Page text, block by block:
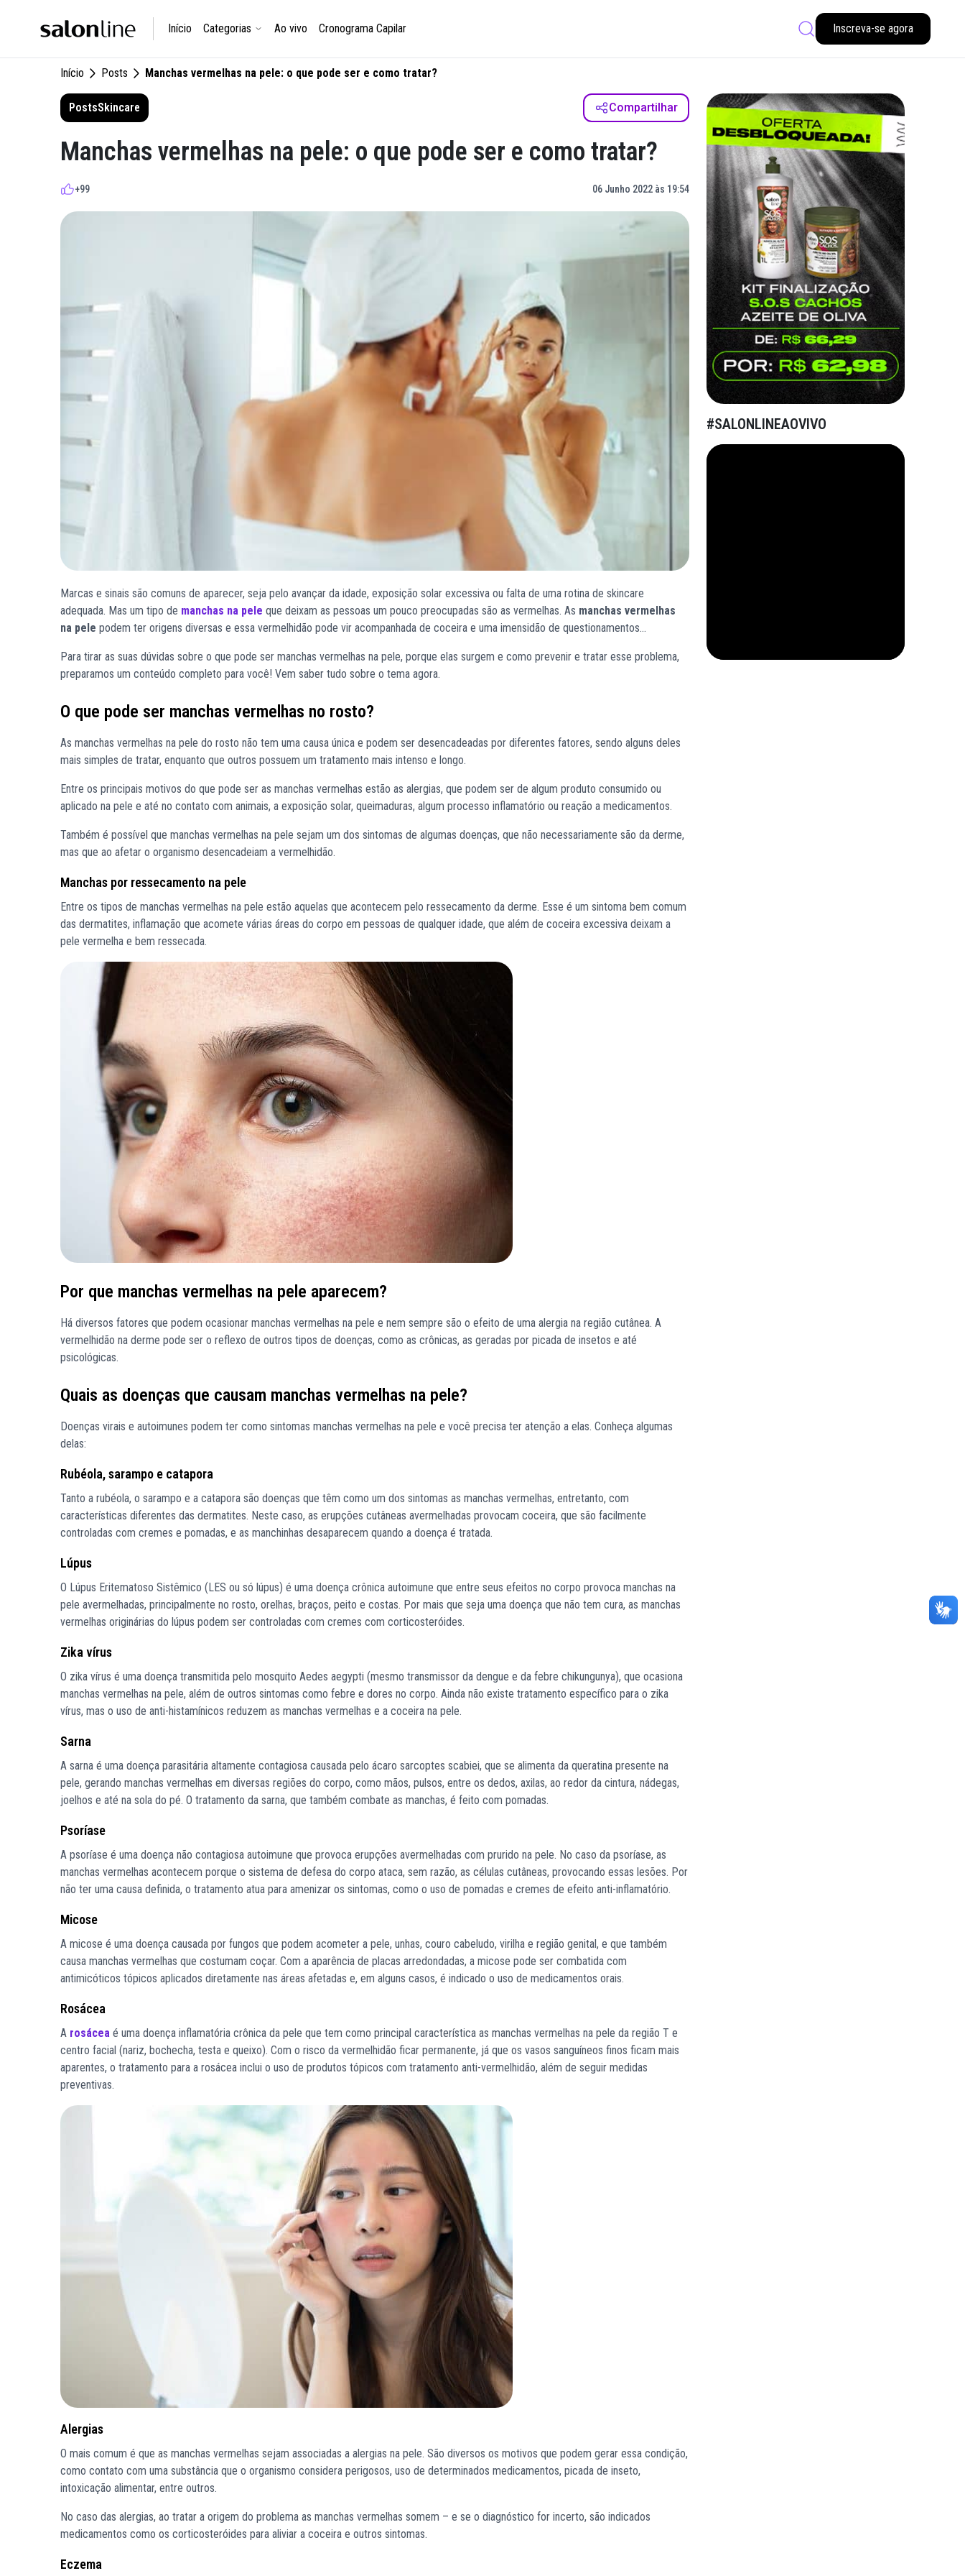
Início Categorias Ao vivo Cronograma Capilar Inscreva-se agora
Início Posts Manchas vermelhas na pele: o que pode ser e como tratar?
PostsSkincare Compartilhar
Manchas vermelhas na pele: o que pode ser e como tratar?
+99 06 Junho 2022 às 19:54
Marcas e sinais são comuns de aparecer, seja pelo avançar da idade, exposição solar excessiva ou falta de uma rotina de skincare
adequada. Mas um tipo de manchas na pele que deixam as pessoas um pouco preocupadas são as vermelhas. As manchas vermelhas
na pele podem ter origens diversas e essa vermelhidão pode vir acompanhada de coceira e uma imensidão de questionamentos…
Para tirar as suas dúvidas sobre o que pode ser manchas vermelhas na pele, porque elas surgem e como prevenir e tratar esse problema,
preparamos um conteúdo completo para você! Vem saber tudo sobre o tema agora.
O que pode ser manchas vermelhas no rosto?
As manchas vermelhas na pele do rosto não tem uma causa única e podem ser desencadeadas por diferentes fatores, sendo alguns deles
mais simples de tratar, enquanto que outros possuem um tratamento mais intenso e longo.
Entre os principais motivos do que pode ser as manchas vermelhas estão as alergias, que podem ser de algum produto consumido ou
aplicado na pele e até no contato com animais, a exposição solar, queimaduras, algum processo inflamatório ou reação a medicamentos.
Também é possível que manchas vermelhas na pele sejam um dos sintomas de algumas doenças, que não necessariamente são da derme,
mas que ao afetar o organismo desencadeiam a vermelhidão.
Manchas por ressecamento na pele
Entre os tipos de manchas vermelhas na pele estão aquelas que acontecem pelo ressecamento da derme. Esse é um sintoma bem comum
das dermatites, inflamação que acomete várias áreas do corpo em pessoas de qualquer idade, que além de coceira excessiva deixam a
pele vermelha e bem ressecada.
Por que manchas vermelhas na pele aparecem?
Há diversos fatores que podem ocasionar manchas vermelhas na pele e nem sempre são o efeito de uma alergia na região cutânea. A
vermelhidão na derme pode ser o reflexo de outros tipos de doenças, como as crônicas, as geradas por picada de insetos e até
psicológicas.
Quais as doenças que causam manchas vermelhas na pele?
Doenças virais e autoimunes podem ter como sintomas manchas vermelhas na pele e você precisa ter atenção a elas. Conheça algumas
delas:
Rubéola, sarampo e catapora
Tanto a rubéola, o sarampo e a catapora são doenças que têm como um dos sintomas as manchas vermelhas, entretanto, com
características diferentes das dermatites. Neste caso, as erupções cutâneas avermelhadas provocam coceira, que são facilmente
controladas com cremes e pomadas, e as manchinhas desaparecem quando a doença é tratada.
Lúpus
O Lúpus Eritematoso Sistêmico (LES ou só lúpus) é uma doença crônica autoimune que entre seus efeitos no corpo provoca manchas na
pele avermelhadas, principalmente no rosto, orelhas, braços, peito e costas. Por mais que seja uma doença que não tem cura, as manchas
vermelhas originárias do lúpus podem ser controladas com cremes com corticosteróides.
Zika vírus
O zika vírus é uma doença transmitida pelo mosquito Aedes aegypti (mesmo transmissor da dengue e da febre chikungunya), que ocasiona
manchas vermelhas na pele, além de outros sintomas como febre e dores no corpo. Ainda não existe tratamento específico para o zika
vírus, mas o uso de anti-histamínicos reduzem as manchas vermelhas e a coceira na pele.
Sarna
A sarna é uma doença parasitária altamente contagiosa causada pelo ácaro sarcoptes scabiei, que se alimenta da queratina presente na
pele, gerando manchas vermelhas em diversas regiões do corpo, como mãos, pulsos, entre os dedos, axilas, ao redor da cintura, nádegas,
joelhos e até na sola do pé. O tratamento da sarna, que também combate as manchas, é feito com pomadas.
Psoríase
A psoríase é uma doença não contagiosa autoimune que provoca erupções avermelhadas com prurido na pele. No caso da psoríase, as
manchas vermelhas acontecem porque o sistema de defesa do corpo ataca, sem razão, as células cutâneas, provocando essas lesões. Por
não ter uma causa definida, o tratamento atua para amenizar os sintomas, como o uso de pomadas e cremes de efeito anti-inflamatório.
Micose
A micose é uma doença causada por fungos que podem acometer a pele, unhas, couro cabeludo, virilha e região genital, e que também
causa manchas vermelhas que costumam coçar. Com a aparência de placas arredondadas, a micose pode ser combatida com
antimicóticos tópicos aplicados diretamente nas áreas afetadas e, em alguns casos, é indicado o uso de medicamentos orais.
Rosácea
A rosácea é uma doença inflamatória crônica da pele que tem como principal característica as manchas vermelhas na pele da região T e
centro facial (nariz, bochecha, testa e queixo). Com o risco da vermelhidão ficar permanente, já que os vasos sanguíneos finos ficam mais
aparentes, o tratamento para a rosácea inclui o uso de produtos tópicos com tratamento anti-vermelhidão, além de seguir medidas
preventivas.
Alergias
O mais comum é que as manchas vermelhas sejam associadas a alergias na pele. São diversos os motivos que podem gerar essa condição,
como contato com uma substância que o organismo considera perigosos, uso de determinados medicamentos, picada de inseto,
intoxicação alimentar, entre outros.
No caso das alergias, ao tratar a origem do problema as manchas vermelhas somem – e se o diagnóstico for incerto, são indicados
medicamentos como os corticosteróides para aliviar a coceira e outros sintomas.
Eczema
#SALONLINEAOVIVO